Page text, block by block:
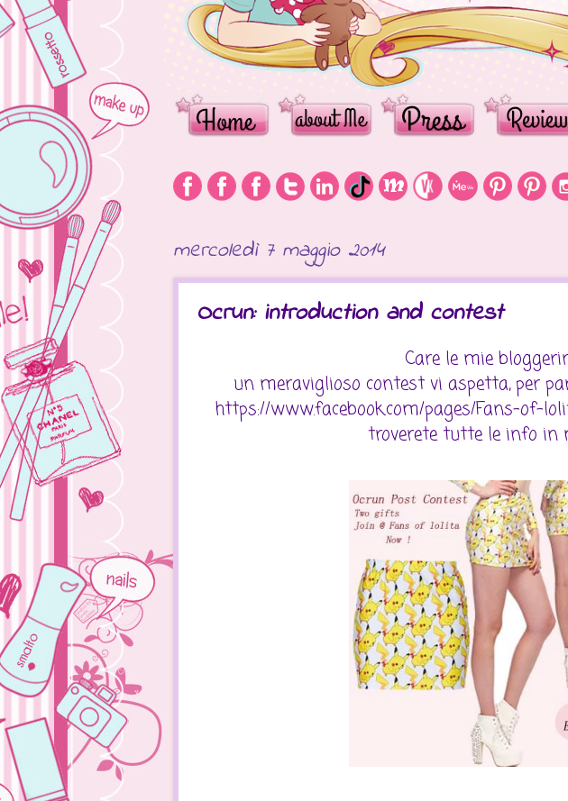
mercoledì 7 maggio 2014
Ocrun: introduction and contest
Care le mie
un meraviglioso contest vi aspetta, per
https://www.facebook.com/pages/Fans-of-
troverete tutte le info in